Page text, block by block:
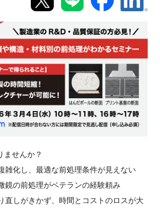
ム
ませんか？
雑化し、最適な前処理条件が見えない
鏡の前処理がベテランの経験頼み
直しがきかず、時間とコストのロスが大